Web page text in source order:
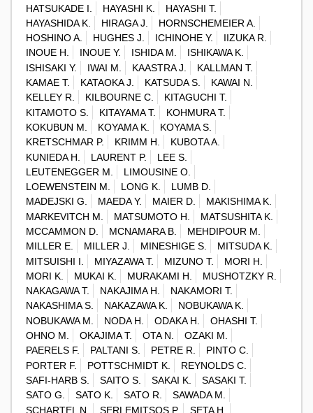
HATSUKADE I.
HAYASHI K.
HAYASHI T.
HAYASHIDA K.
HIRAGA J.
HORNSCHEMEIER A.
HOSHINO A.
HUGHES J. ICHINOHE Y.
IIZUKA R.
INOUE H.
INOUE Y. ISHIDA M.
ISHIKAWA K.
ISHISAKI Y.
IWAI M. KAASTRA J.
KALLMAN T.
KAMAE T.
KATAOKA J. KATSUDA S.
KAWAI N.
KELLEY R.
KILBOURNE C.
KITAGUCHI T.
KITAMOTO S.
KITAYAMA T.
KOHMURA T.
KOKUBUN M.
KOYAMA K.
KOYAMA S.
KRETSCHMAR P.
KRIMM H.
KUBOTA A.
KUNIEDA H.
LAURENT P.
LEE S.
LEUTENEGGER M.
LIMOUSINE O.
LOEWENSTEIN M.
LONG K.
LUMB D.
MADEJSKI G.
MAEDA Y. MAIER D.
MAKISHIMA K.
MARKEVITCH M.
MATSUMOTO H.
MATSUSHITA K.
MCCAMMON D.
MCNAMARA B.
MEHDIPOUR M.
MILLER E.
MILLER J. MINESHIGE S.
MITSUDA K.
MITSUISHI I.
MIYAZAWA T. MIZUNO T.
MORI H.
MORI K.
MUKAI K. MURAKAMI H.
MUSHOTZKY R.
NAKAGAWA T.
NAKAJIMA H.
NAKAMORI T.
NAKASHIMA S.
NAKAZAWA K.
NOBUKAWA K.
NOBUKAWA M.
NODA H. ODAKA H.
OHASHI T.
OHNO M.
OKAJIMA T. OTA N.
OZAKI M.
PAERELS F.
PALTANI S. PETRE R.
PINTO C.
PORTER F.
POTTSCHMIDT K.
REYNOLDS C.
SAFI-HARB S.
SAITO S. SAKAI K.
SASAKI T.
SATO G.
SATO K. SATO R.
SAWADA M.
SCHARTEL N.
SERLEMITSOS P.
SETA H.